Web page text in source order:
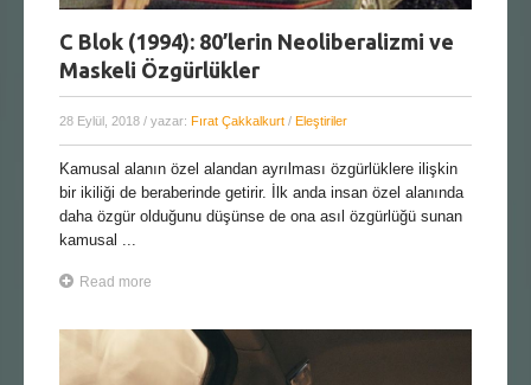
C Blok (1994): 80’lerin Neoliberalizmi ve
Maskeli Özgürlükler
28 Eylül, 2018 / yazar: Fırat Çakkalkurt / Eleştiriler
Kamusal alanın özel alandan ayrılması özgürlüklere ilişkin
bir ikiliği de beraberinde getirir. İlk anda insan özel alanında
daha özgür olduğunu düşünse de ona asıl özgürlüğü sunan
kamusal ...
Read more